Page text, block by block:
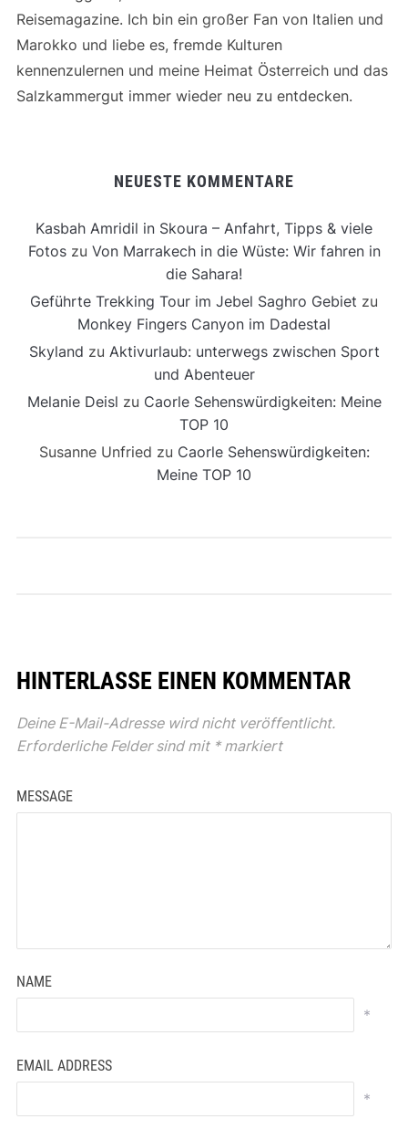
Reisemagazine. Ich bin ein großer Fan von Italien und
Marokko und liebe es, fremde Kulturen
kennenzulernen und meine Heimat Österreich und das
Salzkammergut immer wieder neu zu entdecken.
NEUESTE KOMMENTARE
Kasbah Amridil in Skoura – Anfahrt, Tipps & viele
Fotoszu Von Marrakech in die Wüste: Wir fahren in
die Sahara!
Geführte Trekking Tour im Jebel Saghro Gebiet zu
Monkey Fingers Canyon im Dadestal
Skyland zu Aktivurlaub: unterwegs zwischen Sport
und Abenteuer
Melanie Deisl zu Caorle Sehenswürdigkeiten: Meine
TOP 10
Susanne Unfried zu Caorle Sehenswürdigkeiten:
Meine TOP 10
HINTERLASSE EINEN KOMMENTAR
Deine E-Mail-Adresse wird nicht veröffentlicht.
Erforderliche Felder sind mit *markiert
MESSAGE
NAME
*
EMAIL ADDRESS
*